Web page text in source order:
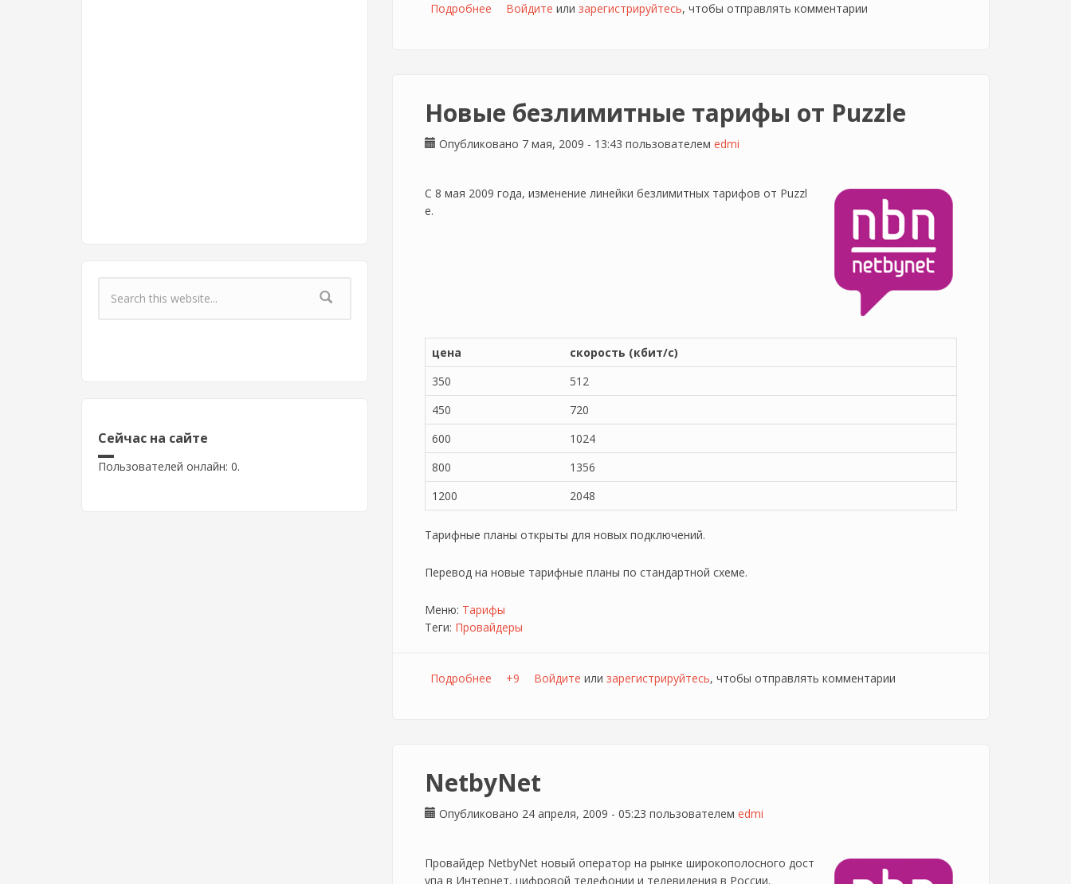
Форма поиска
Сейчас на сайте
Пользователей онлайн: 0.
Подробнее о Антивирус Dr. Web [Puzzle]
Войдите или зарегистрируйтесь, чтобы отправлять комментарии
Новые безлимитные тарифы от Puzzle
Опубликовано 7 мая, 2009 - 13:43 пользователем edmi
С 8 мая 2009 года, изменение линейки безлимитных тарифов от Puzzl
e.
цена
скорость (кбит/с)
350
512
450
720
600
1024
800
1356
1200
2048
Тарифные планы открыты для новых подключений.
Перевод на новые тарифные планы по стандартной схеме.
Меню: Тарифы
Теги: Провайдеры
Подробнее о Новые безлимитные тарифы от Puzzle
+9 Войдите или зарегистрируйтесь, чтобы отправлять комментарии
NetbyNet
Опубликовано 24 апреля, 2009 - 05:23 пользователем edmi
Провайдер NetbyNet новый оператор на рынке широкополосного дост
упа в Интернет, цифровой телефонии и телевидения в России.